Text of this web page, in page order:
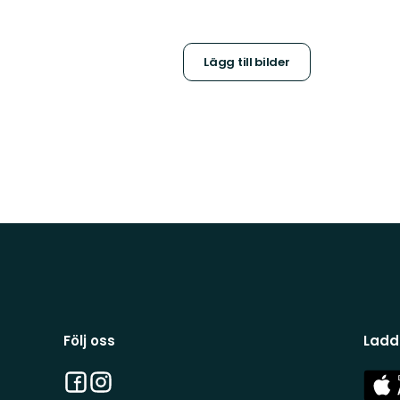
Lägg till bilder
Följ oss
Facebook
Instagram
App